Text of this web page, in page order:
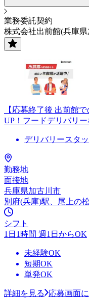
業務委託契約
株式会社出前館(兵庫
【応募終了後 出前館
UP！フードデリバリー
デリバリースタ
勤務地
面接地
兵庫県加古川市
別府(兵庫)駅、尾上の
シフト
1日1時間 週1日からOK
未経験OK
短期OK
単発OK
詳細を見る 応募画面